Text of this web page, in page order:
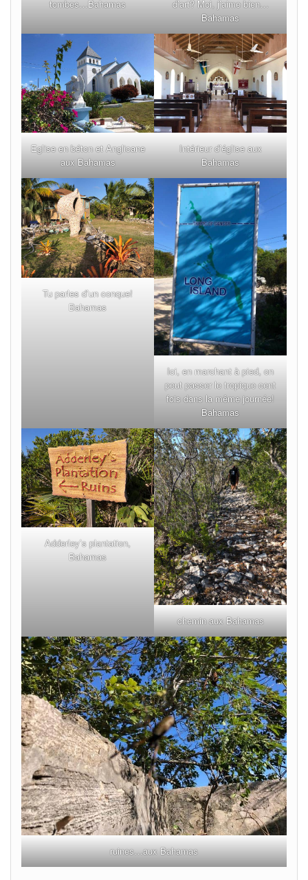
tombes…Bahamas
d’art? Moi, j’aime bien…
Bahamas
Eglise en béton et Anglicane
aux Bahamas
Intérieur d’église aux
Bahamas
Tu parles d’un conque!
Bahamas
Ici, en marchant à pied, on
peut passer le tropique cent
fois dans la même journée!
Bahamas
Adderley’s plantation,
Bahamas
chemin aux Bahamas
ruines…aux Bahamas